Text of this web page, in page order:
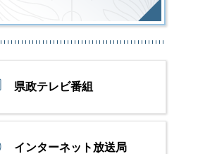
県政テレビ番組
インターネット放送局